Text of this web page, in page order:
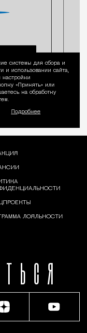
системы для сбора и
и использовании сайта,
«Принять» или
на обработку
Подробнее
ЛОЯЛЬНОСТИ